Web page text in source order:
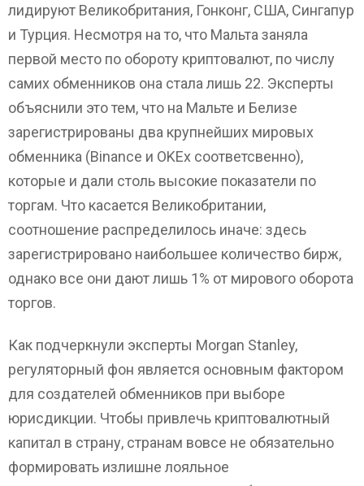
лидируют Великобритания, Гонконг, США, Сингапур
и Турция. Несмотря на то, что Мальта заняла
первой место по обороту криптовалют, по числу
самих обменников она стала лишь 22. Эксперты
объяснили это тем, что на Мальте и Белизе
зарегистрированы два крупнейших мировых
обменника (Binance и OKEx соответсвенно),
которые и дали столь высокие показатели по
торгам. Что касается Великобритании,
соотношение распределилось иначе: здесь
зарегистрировано наибольшее количество бирж,
однако все они дают лишь 1% от мирового оборота
торгов.
Как подчеркнули эксперты Morgan Stanley,
регуляторный фон является основным фактором
для создателей обменников при выборе
юрисдикции. Чтобы привлечь криптовалютный
капитал в страну, странам вовсе не обязательно
формировать излишне лояльное